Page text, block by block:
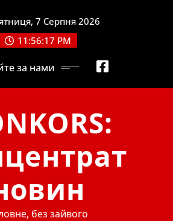
7 Серпня 2026
11:56:18 PM
за нами
без зайвого